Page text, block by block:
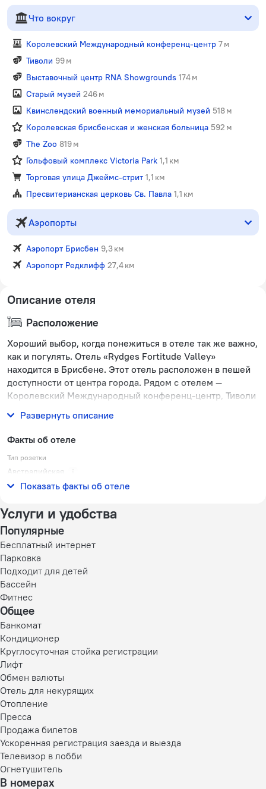
Что вокруг
Королевский Международный конференц-центр 7 м
Тиволи 99 м
Выставочный центр RNA Showgrounds 174 м
Старый музей 246 м
Квинслендский военный мемориальный музей 518 м
Королевская брисбенская и женская больница 592 м
The Zoo 819 м
Гольфовый комплекс Victoria Park 1,1 км
Торговая улица Джеймс-стрит 1,1 км
Пресвитерианская церковь Св. Павла 1,1 км
Аэропорты
Аэропорт Брисбен 9,3 км
Аэропорт Редклифф 27,4 км
Описание отеля
Расположение
Хороший выбор, когда понежиться в отеле так же важно,
как и погулять. Отель «Rydges Fortitude Valley»
находится в Брисбене. Этот отель расположен в пешей
доступности от центра города. Рядом с отелем —
Королевский Международный конференц-центр, Тиволи
Развернуть описание
Факты об отеле
Тип розетки
Австралийская
240 В / 50 Гц
Показать факты об отеле
Услуги и удобства
Популярные
Бесплатный интернет
Парковка
Подходит для детей
Бассейн
Фитнес
Общее
Банкомат
Кондиционер
Круглосуточная стойка регистрации
Лифт
Обмен валюты
Отель для некурящих
Отопление
Пресса
Продажа билетов
Ускоренная регистрация заезда и выезда
Телевизор в лобби
Огнетушитель
В номерах